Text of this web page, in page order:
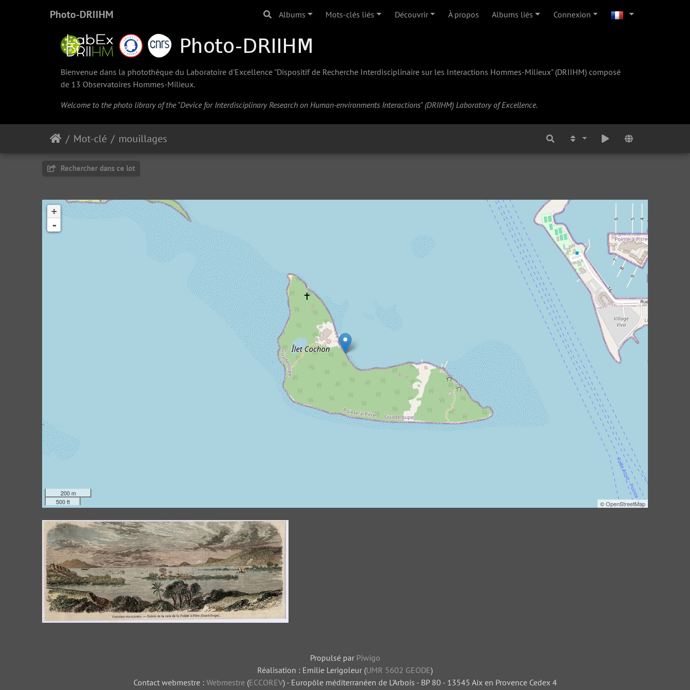
Photo-DRIIHM Albums Mots-clés liés Découvrir À propos Albums liés Connexion
Bienvenue dans la photothèque du Laboratoire d'Excellence "Dispositif de Recherche Interdisciplinaire sur les Interactions Hommes-Milieux" (DRIIHM) composé
de 13 Observatoires Hommes-Milieux.
Welcome to the photo library of the "Device for Interdisciplinary Research on Human-environments Interactions" (DRIIHM) Laboratory of Excellence.
Mot-clé mouillages
Rechercher dans ce lot
+
-
200 m
500 ft
©OpenStreetMap
Propulsé par Piwigo
Réalisation : Emilie Lerigoleur (UMR 5602 GEODE)
Contact webmestre : Webmestre (ECCOREV) - Europôle méditerranéen de L'Arbois - BP 80 - 13545 Aix en Provence Cedex 4